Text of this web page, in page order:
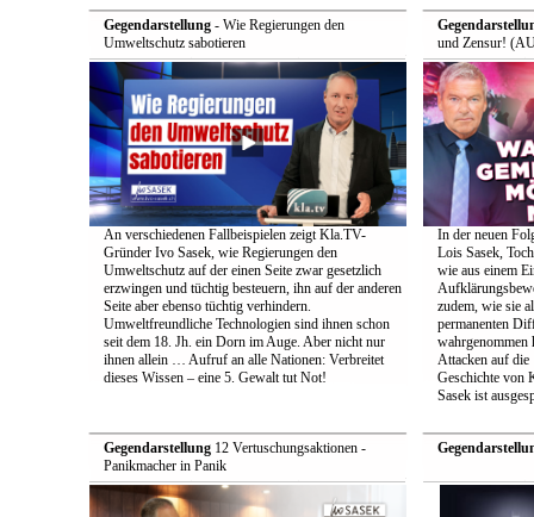
Gegendarstellung- Wie Regierungen den
Umweltschutz sabotieren
An verschiedenen Fallbeispielen zeigt Kla.TV-
Gründer Ivo Sasek, wie Regierungen den
Umweltschutz auf der einen Seite zwar gesetzlich
erzwingen und tüchtig besteuern, ihn auf der anderen
Seite aber ebenso tüchtig verhindern.
Umweltfreundliche Technologien sind ihnen schon
seit dem 18. Jh. ein Dorn im Auge. Aber nicht nur
ihnen allein … Aufruf an alle Nationen: Verbreitet
dieses Wissen – eine 5. Gewalt tut Not!
und Zensur!
In der neuen
Lois Sasek,
wie aus einem
zudem, wie sie
permanenten
wahrgenommen
Attacken auf
Geschichte von
Sasek ist
Gegendarstellung12 Vertuschungsaktionen -
Panikmacher in Panik